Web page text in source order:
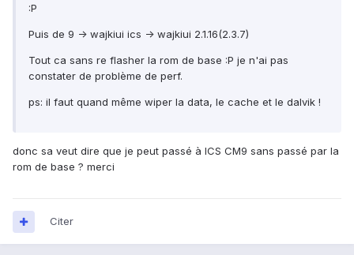
:P
Puis de 9 -> wajkiui ics -> wajkiui 2.1.16(2.3.7)
Tout ca sans re flasher la rom de base :P je n'ai pas
constater de problème de perf.
ps: il faut quand même wiper la data, le cache et le dalvik !
donc sa veut dire que je peut passé à ICS CM9 sans passé par la
rom de base ? merci
Citer